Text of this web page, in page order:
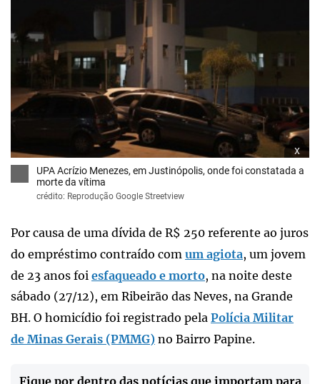
x
UPA Acrízio Menezes, em Justinópolis, onde foi constatada a
morte da vítima
crédito: Reprodução Google Streetview
Por causa de uma dívida de R$ 250 referente ao juros
do empréstimo contraído com um agiota, um jovem
de 23 anos foi esfaqueado e morto, na noite deste
sábado (27/12), em Ribeirão das Neves, na Grande
BH. O homicídio foi registrado pela Polícia Militar
de Minas Gerais (PMMG) no Bairro Papine.
Fique por dentro das notícias que importam para